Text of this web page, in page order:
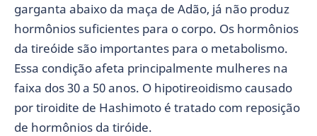
garganta abaixo da maça de Adão, já não produz
hormônios suficientes para o corpo. Os hormônios
da tireóide são importantes para o metabolismo.
Essa condição afeta principalmente mulheres na
faixa dos 30 a 50 anos. O hipotireoidismo causado
por tiroidite de Hashimoto é tratado com reposição
de hormônios da tiróide.